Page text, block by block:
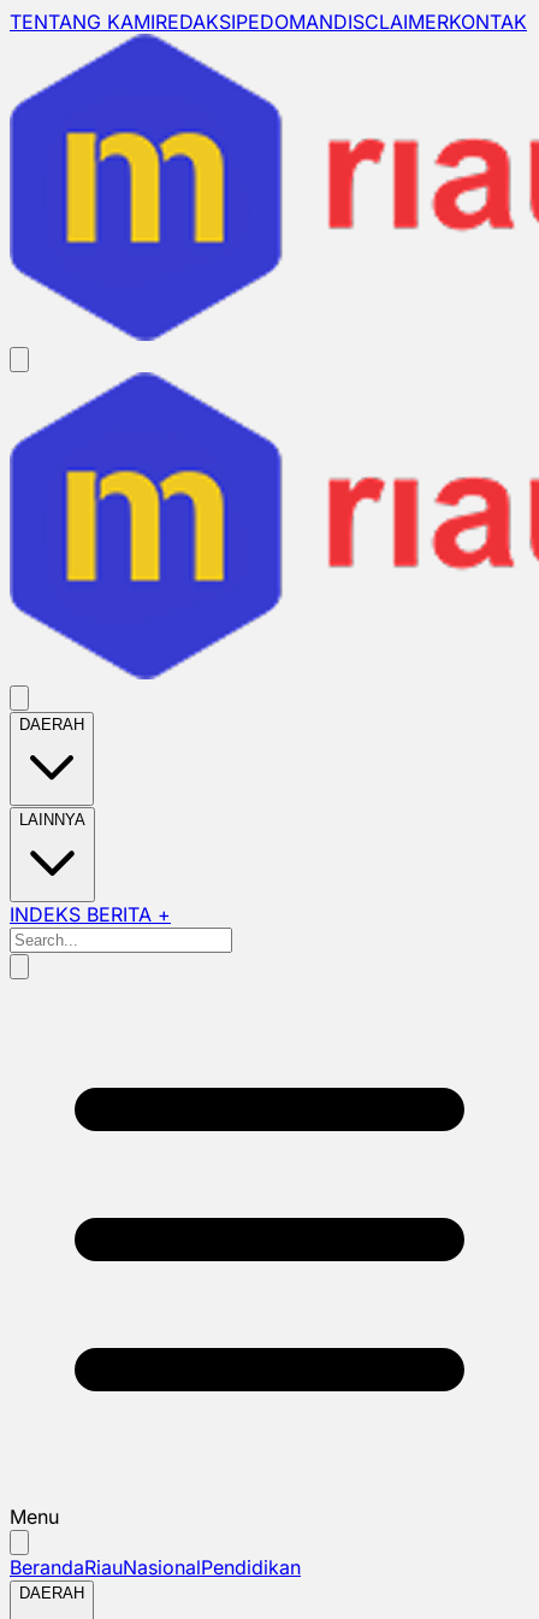
TENTANG KAMIREDAKSIPEDOMANDISCLAIMERKONTAK
DAERAH
LAINNYA
INDEKS BERITA +
Menu
BerandaRiauNasionalPendidikan
DAERAH